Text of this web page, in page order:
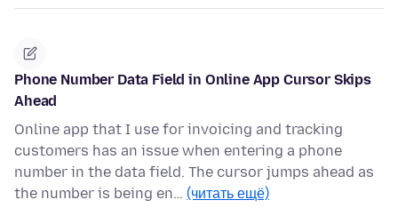
Phone Number Data Field in Online App Cursor Skips
Ahead
Online app that I use for invoicing and tracking
customers has an issue when entering a phone
number in the data field. The cursor jumps ahead as
the number is being en… (читать ещё)